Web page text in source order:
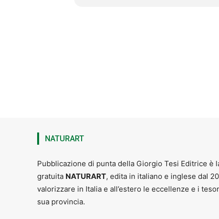
degli esercizi corporei facili da
significativo miglioramento del
potenzialità enorme che,
NATURART
Pubblicazione di punta della Giorgio Tesi Editrice è
gratuita NATURART, edita in italiano e inglese dal
valorizzare in Italia e all’estero le eccellenze e i
sua provincia.